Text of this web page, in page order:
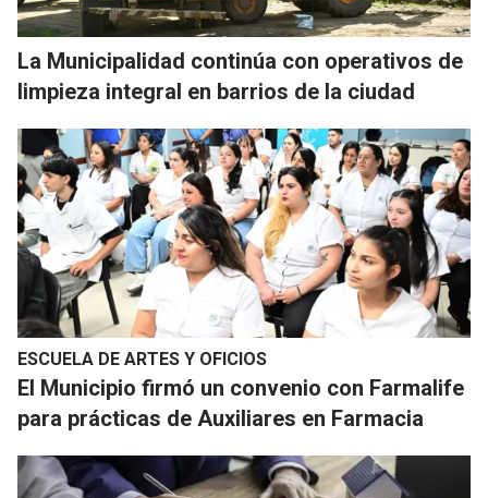
La Municipalidad continúa con operativos de
limpieza integral en barrios de la ciudad
ESCUELA DE ARTES Y OFICIOS
El Municipio firmó un convenio con Farmalife
para prácticas de Auxiliares en Farmacia